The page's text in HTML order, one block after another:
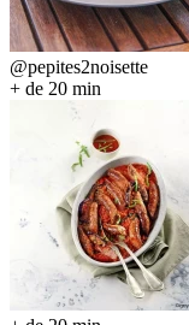
@pepites2noisette
+ de 20 min